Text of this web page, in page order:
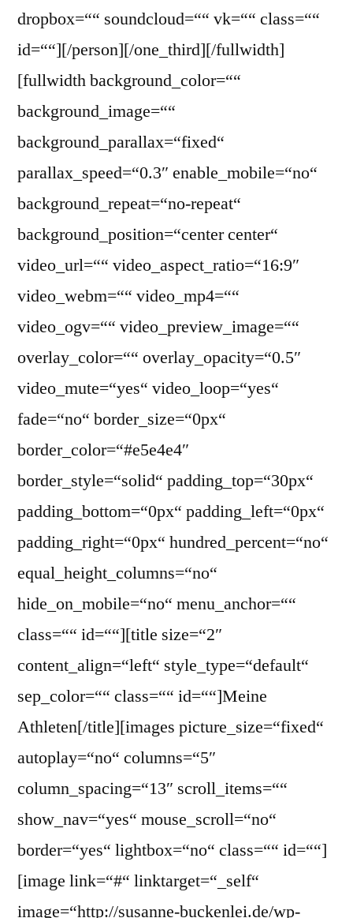
dropbox=““ soundcloud=““ vk=““ class=““
id=““][/person][/one_third][/fullwidth]
[fullwidth background_color=““
background_image=““
background_parallax=“fixed“
parallax_speed=“0.3″ enable_mobile=“no“
background_repeat=“no-repeat“
background_position=“center center“
video_url=““ video_aspect_ratio=“16:9″
video_webm=““ video_mp4=““
video_ogv=““ video_preview_image=““
overlay_color=““ overlay_opacity=“0.5″
video_mute=“yes“ video_loop=“yes“
fade=“no“ border_size=“0px“
border_color=“#e5e4e4″
border_style=“solid“ padding_top=“30px“
padding_bottom=“0px“ padding_left=“0px“
padding_right=“0px“ hundred_percent=“no“
equal_height_columns=“no“
hide_on_mobile=“no“ menu_anchor=““
class=““ id=““][title size=“2″
content_align=“left“ style_type=“default“
sep_color=““ class=““ id=““]Meine
Athleten[/title][images picture_size=“fixed“
autoplay=“no“ columns=“5″
column_spacing=“13″ scroll_items=““
show_nav=“yes“ mouse_scroll=“no“
border=“yes“ lightbox=“no“ class=““ id=““]
[image link=“#“ linktarget=“_self“
image=“http://susanne-buckenlei.de/wp-